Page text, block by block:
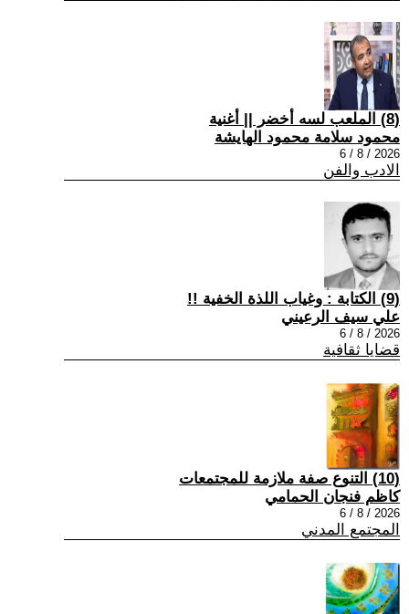
(8) الملعب لسه أخضر || أغنية
محمود سلامة محمود الهايشة
2026 / 8 / 6
الادب والفن
(9) الكتابة : وغياب اللذة الخفية !!
علي سيف الرعيني
2026 / 8 / 6
قضايا ثقافية
(10) التنوع صفة ملازمة للمجتمعات
كاظم فنجان الحمامي
2026 / 8 / 6
المجتمع المدني